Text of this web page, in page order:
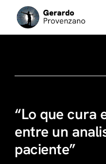
content
Eneagrama
Análisis Bioenergético
Films, Music & otros
“Lo que cura
entre un
paciente”